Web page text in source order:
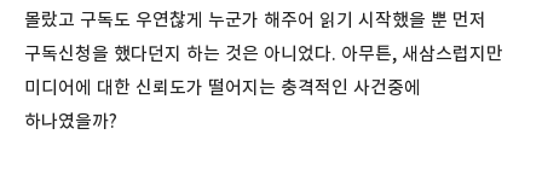
몰랐고 구독도 우연찮게 누군가 해주어 읽기 시작했을 뿐 먼저
구독신청을 했다던지 하는 것은 아니었다. 아무튼, 새삼스럽지만
미디어에 대한 신뢰도가 떨어지는 충격적인 사건중에
하나였을까?